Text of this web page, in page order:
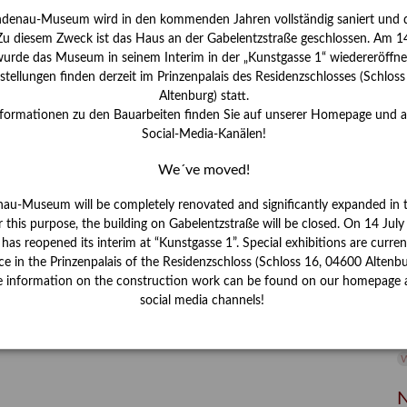
Museum wird in den kommenden Jahren vollständig saniert und
diesem Zweck ist das Haus an der Gabelentzstraße geschlossen. Am
das Museum in seinem Interim in der „Kunstgasse 1“
finden derzeit im Prinzenpalais des Residenzschlosses
Altenburg) statt.
zu den Bauarbeiten finden Sie auf unserer Homepage und
Social-Media-Kanälen!
We´ve moved!
Museum will be completely renovated and significantly expanded in
this purpose, the building on Gabelentzstraße will be closed. On 14
reopened its interim at “Kunstgasse 1”. Special exhibitions are
in the Prinzenpalais of the Residenzschloss (Schloss 16, 04600
information on the construction work can be found on our homepage
social media channels!